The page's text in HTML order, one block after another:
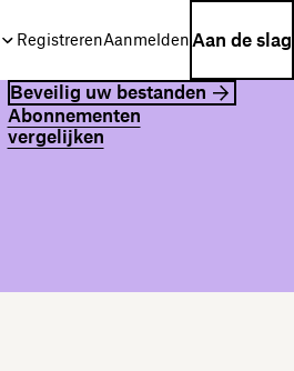
RegistrerenAanmelden Aan de slag
Beveilig uw bestanden
Abonnementen
vergelijken